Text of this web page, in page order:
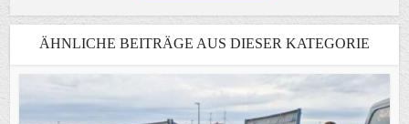
ÄHNLICHE BEITRÄGE AUS DIESER KATEGORIE